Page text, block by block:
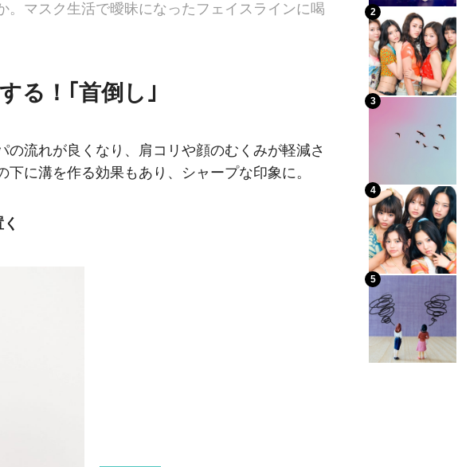
マスク生活で曖昧になったフェイスラインに喝
る！｢首倒し｣
流れが良くなり、肩コリや顔のむくみが軽減さ
に溝を作る効果もあり、シャープな印象に。
2
3
4
5